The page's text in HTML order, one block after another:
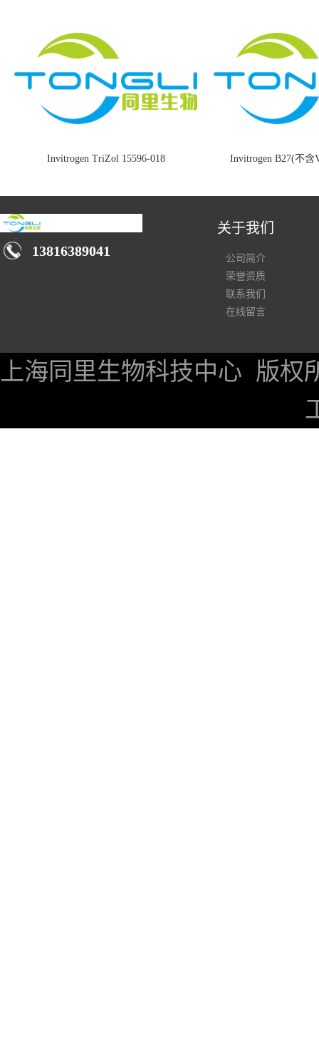
Invitrogen TriZol 15596-018 Invitrogen B27(不含
13816389041
关于我们
公司简介
荣誉资质
联系我们
在线留言
上海同里生物科技中心 版权